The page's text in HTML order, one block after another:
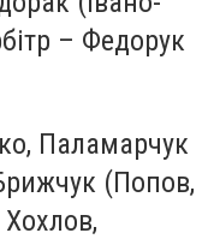
– Федорук
Паламарчук
(Попов,